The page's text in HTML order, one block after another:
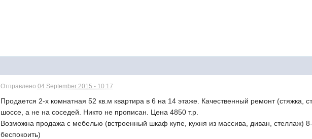
Отправлено04 September 2015 - 10:17
Продается 2-х комнатная 52 кв.м квартира в 6 на 14 этаже. Качественный ремонт (стяжка,
шоссе, а не на соседей. Никто не прописан. Цена 4850 т.р.
Возможна продажа с мебелью (встроенный шкаф купе, кухня из массива, диван, стеллаж)
беспокоить)